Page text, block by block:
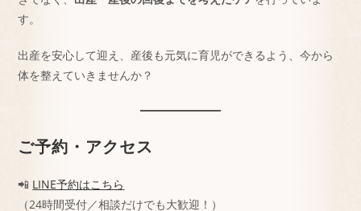
す。
出産を安心して迎え、産後も元気に育児ができるよう、今から
体を整えていきませんか？
ご予約・アクセス
📲 LINE予約はこちら
（24時間受付／相談だけでも大歓迎！）